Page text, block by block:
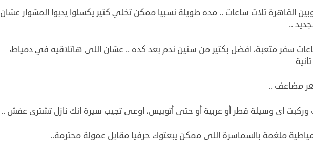
القاهرة ثلاث ساعات .. مده طويلة نسبيا ممكن تخلي كتير يكسلوا يدبوا المشوار عشان
..
سفر متعبة، افضل بكتير من سنين ندم بعد كده .. عشان اللى هاتلاقيه في دمياط،
مضاعف ..
اى وسيلة قطر أو عربية أو حتى أتوبيس، اوعى تجيب سيرة انك نازل تشترى عفش ..
ملغمة بالسماسرة اللى ممكن يبعتوك حرفيا مقابل عمولة محترمة..